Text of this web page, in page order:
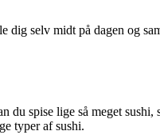
dig selv midt på dagen og
du spise lige så meget
typer af sushi.